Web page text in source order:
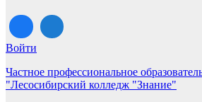
Войти
Частное профессиональное
"Лесосибирский колледж "Знание"